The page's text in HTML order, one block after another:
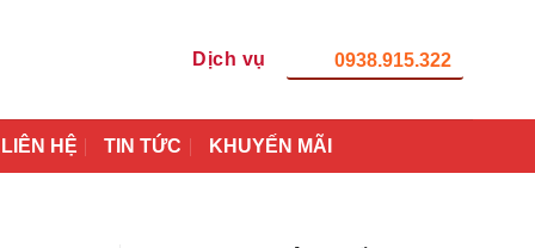
Dịch vụ 0938.915.322
LIÊN HỆ TIN TỨC KHUYẾN MÃI